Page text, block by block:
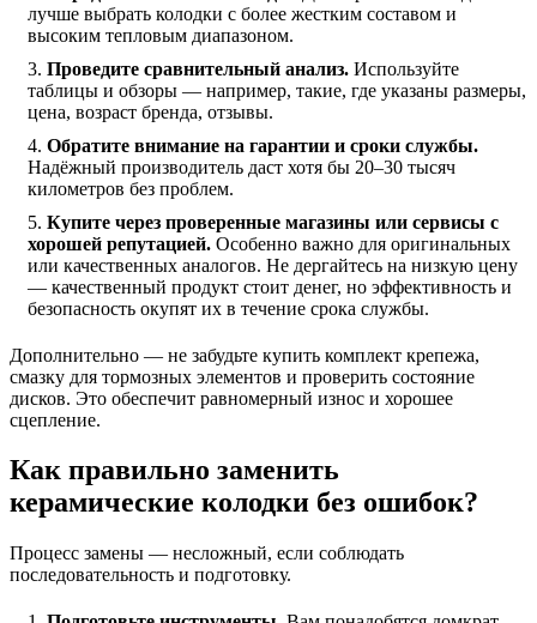
лучше выбрать колодки с более жестким составом и
высоким тепловым диапазоном.
Проведите сравнительный анализ. Используйте
таблицы и обзоры — например, такие, где указаны размеры,
цена, возраст бренда, отзывы.
Обратите внимание на гарантии и сроки службы.
Надёжный производитель даст хотя бы 20–30 тысяч
километров без проблем.
Купите через проверенные магазины или сервисы с
хорошей репутацией. Особенно важно для оригинальных
или качественных аналогов. Не дергайтесь на низкую цену
— качественный продукт стоит денег, но эффективность и
безопасность окупят их в течение срока службы.
Дополнительно — не забудьте купить комплект крепежа,
смазку для тормозных элементов и проверить состояние
дисков. Это обеспечит равномерный износ и хорошее
сцепление.
Как правильно заменить
керамические колодки без ошибок?
Процесс замены — несложный, если соблюдать
последовательность и подготовку.